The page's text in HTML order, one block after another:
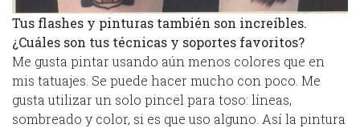
Tus flashes y pinturas también son increíbles.
¿Cuáles son tus técnicas y soportes favoritos?
Me gusta pintar usando aún menos colores que en
mis tatuajes. Se puede hacer mucho con poco. Me
gusta utilizar un solo pincel para toso: líneas,
sombreado y color, si es que uso alguno. Así la pintura